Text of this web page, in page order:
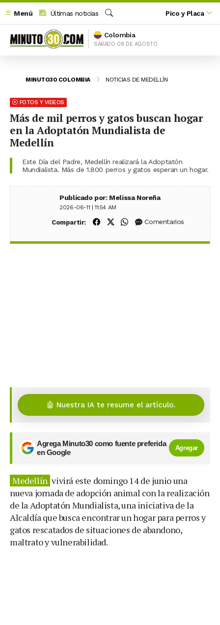
Menú
Últimas noticias
Buscar
Pico y Placa
Colombia
SÁBADO 08 DE AGOSTO
MINUTO30 COLOMBIA NOTICIAS DE MEDELLÍN
FOTOS Y VIDEOS
Más de mil perros y gatos buscan hogar
en la Adoptatón Mundialista de
Medellín
Este Día del Padre, Medellín realizará la Adoptatón
Mundialista. Más de 1.800 perros y gatos esperan un hogar.
Publicado por: Melissa Noreña
2026-06-11 | 11:54 AM
Compartir: Compartir en Facebook
Compartir en X (Twitter)
Compartir en WhatsApp
Comentarios
🤖 Nuestra IA te resume el artículo.
Agrega Minuto30 como fuente preferida
en Google
Agregar
Medellín vivirá este domingo 14 de junio una
nueva jornada de adopción animal con la realización
de la Adoptatón Mundialista, una iniciativa de la
Alcaldía que busca encontrar un hogar para perros y
gatos rescatados de situaciones de abandono,
maltrato y vulnerabilidad.